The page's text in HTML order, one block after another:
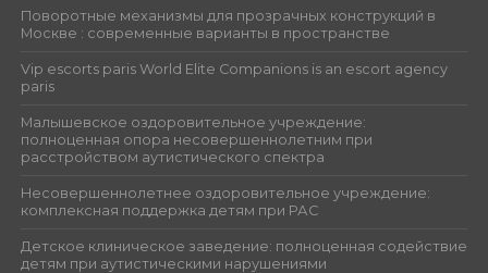
Поворотные механизмы для прозрачных конструкций в
Москве : современные варианты в пространстве
Vip escorts paris World Elite Companions is an escort agency
paris
Малышевское оздоровительное учреждение:
полноценная опора несовершеннолетним при
расстройством аутистического спектра
Несовершеннолетнее оздоровительное учреждение:
комплексная поддержка детям при РАС
Детское клиническое заведение: полноценная содействие
детям при аутистическими нарушениями